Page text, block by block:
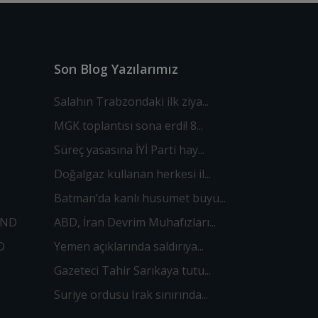
Son Blog Yazılarımız
Salahın Trabzondaki ilk ziya...
MGK toplantısı sona erdi! 8...
Süreç yasasına İYİ Parti hay...
Doğalgaz kullanan herkesi il...
Batman’da kanlı husumet büyü...
ABD, İran Devrim Muhafızları...
Yemen açıklarında saldırıya...
Gazeteci Tahir Sarıkaya tutu...
Suriye ordusu Irak sınırında...